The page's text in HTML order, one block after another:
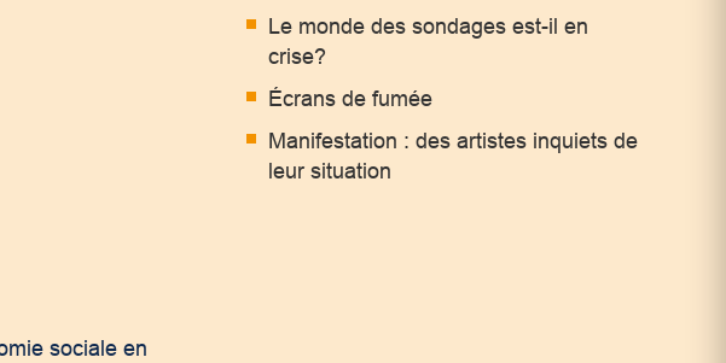
sociale en
Le monde des sondages est-il en
crise?
Écrans de fumée
Manifestation : des artistes inquiets de
leur situation